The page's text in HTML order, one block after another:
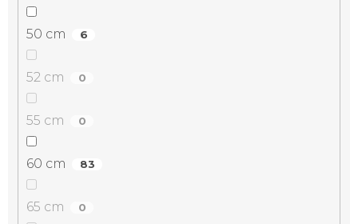
50 cm 6
52 cm 0
55 cm 0
60 cm 83
65 cm 0